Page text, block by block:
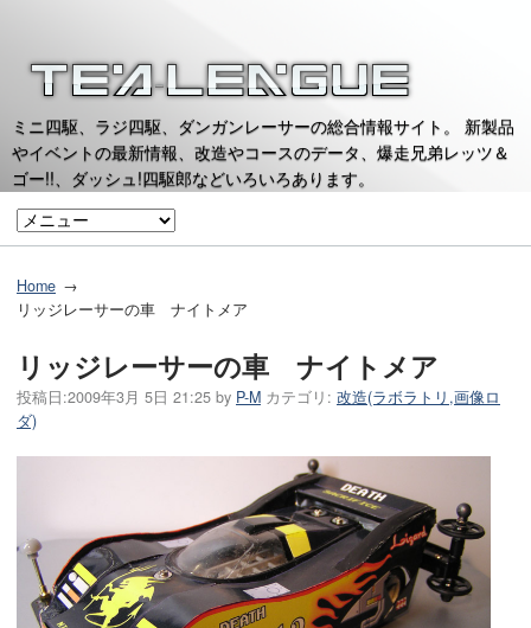
ミニ四駆、ラジ四駆、ダンガンレーサーの総合情報サイト。 新製品
やイベントの最新情報、改造やコースのデータ、爆走兄弟レッツ＆
ゴー!!、ダッシュ!四駆郎などいろいろあります。
Home
リッジレーサーの車 ナイトメア
リッジレーサーの車 ナイトメア
投稿日:2009年3月 5日 21:25 by P-M カテゴリ: 改造(ラボラトリ,画像ロ
ダ)